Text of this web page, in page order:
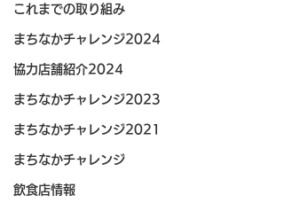
これまでの取り組み
まちなかチャレンジ2024
協力店舗紹介2024
まちなかチャレンジ2023
まちなかチャレンジ2021
まちなかチャレンジ
飲食店情報